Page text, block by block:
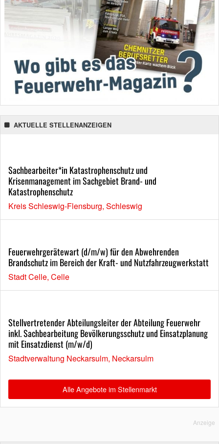
AKTUELLE STELLENANZEIGEN
Sachbearbeiter*in Katastrophenschutz und
Krisenmanagement im Sachgebiet Brand- und
Katastrophenschutz
Kreis Schleswig-Flensburg, Schleswig
Feuerwehrgerätewart (d/m/w) für den Abwehrenden
Brandschutz im Bereich der Kraft- und Nutzfahrzeugwerkstatt
Stadt Celle, Celle
Stellvertretender Abteilungsleiter der Abteilung Feuerwehr
inkl. Sachbearbeitung Bevölkerungsschutz und Einsatzplanung
mit Einsatzdienst (m/w/d)
Stadtverwaltung Neckarsulm, Neckarsulm
Alle Angebote im Stellenmarkt
Anzeige